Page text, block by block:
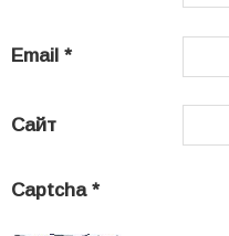
Email *
Сайт
Captcha *